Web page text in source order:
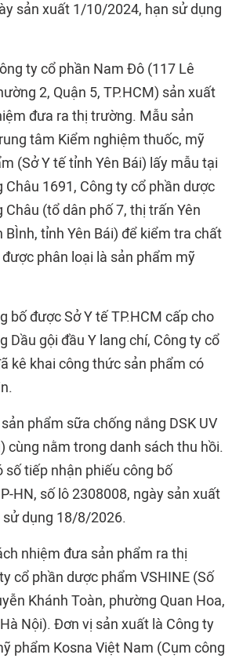
sản xuất 1/10/2024, hạn sử dụng
ty cổ phần Nam Đô (117 Lê
2, Quận 5, TP.HCM) sản xuất
đưa ra thị trường. Mẫu sản
tâm Kiểm nghiệm thuốc, mỹ
(Sở Y tế tỉnh Yên Bái) lấy mẫu tại
Châu 1691, Công ty cổ phần dược
Châu (tổ dân phố 7, thị trấn Yên
BÌnh, tỉnh Yên Bái) để kiểm tra chất
được phân loại là sản phẩm mỹ
bố được Sở Y tế TP.HCM cấp cho
Dầu gội đầu Y lang chí, Công ty cổ
kê khai công thức sản phẩm có
phẩm sữa chống nắng DSK UV
cùng nằm trong danh sách thu hồi.
số tiếp nhận phiếu công bố
HN, số lô 2308008, ngày sản xuất
dụng 18/8/2026.
nhiệm đưa sản phẩm ra thị
cổ phần dược phẩm VSHINE (Số
Khánh Toàn, phường Quan Hoa,
Nội). Đơn vị sản xuất là Công ty
phẩm Kosna Việt Nam (Cụm công